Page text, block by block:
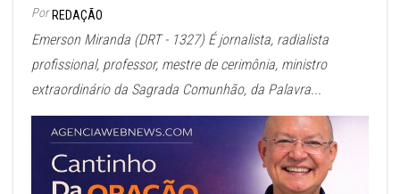
Por REDAÇÃO
Emerson Miranda (DRT - 1327) É jornalista, radialista
profissional, professor, mestre de cerimônia, ministro
extraordinário da Sagrada Comunhão, da Palavra...